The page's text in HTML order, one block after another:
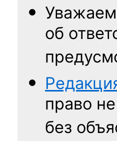
об
право
без